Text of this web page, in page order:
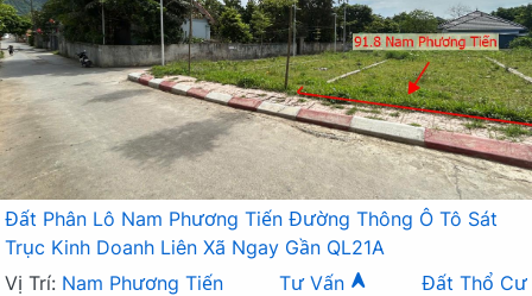
Đất Phân Lô Nam Phương Tiến Đường Thông Ô Tô Sát
Trục Kinh Doanh Liên Xã Ngay Gần QL21A
Vị Trí: Nam Phương Tiến Tư Vấn
Đất Thổ Cư